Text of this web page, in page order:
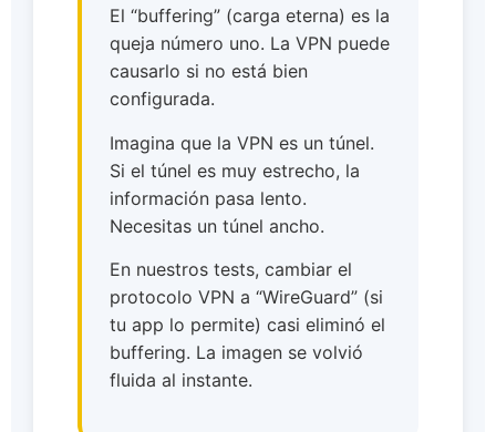
El “buffering” (carga eterna) es la
queja número uno. La VPN puede
causarlo si no está bien
configurada.
Imagina que la VPN es un túnel.
Si el túnel es muy estrecho, la
información pasa lento.
Necesitas un túnel ancho.
En nuestros tests, cambiar el
protocolo VPN a “WireGuard” (si
tu app lo permite) casi eliminó el
buffering. La imagen se volvió
fluida al instante.